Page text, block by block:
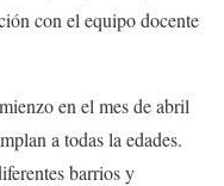
con el equipo docente
en el mes de abril
a todas la edades.
barrios y